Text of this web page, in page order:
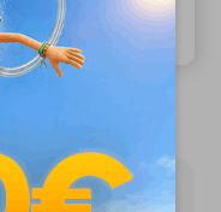
génération